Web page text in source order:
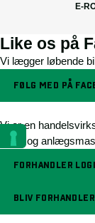
E-
Like os på
Vi lægger løbende
FØLG MED PÅ
Vi er en
park- og
FORHANDLER
BLIV FORHANDLER